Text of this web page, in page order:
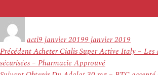
actile
9 janvier 20199 janvier 2019
Navigation
de
PrécédentArticle
précédent :
Acheter Cialis Super Active Italy – Les
sécurisées – Pharmacie Approuvé